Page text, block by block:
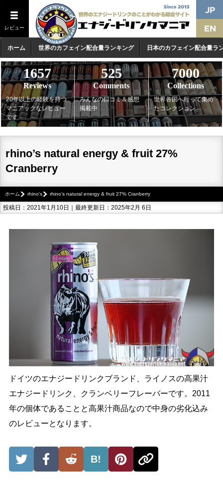
レビュー
ホーム 世界のカフェイン配合量ランキング 日本のカフェイン配合量ラ
1657
Reviews
20年以上の経験を持つ
マニアックなレビュー
です
525
Comments
みんなの口コミ＆感想
掲載中
7000
Collections
世界各国へ行って集め
たコレクション
rhino’s natural energy & fruit 27%
Cranberry
ホーム rhino's rhino’s natural energy & fruit 27% Cranberry
投稿日：2021年1月10日｜最終更新日：2025年2月 6日
ドイツのエナジードリンクブランド、ライノスの高果汁
エナジードリンク、クランベリーフレーバーです。2011
年の個体であることと高果汁商品なので中身の劣化込み
のレビューとなります。
B!